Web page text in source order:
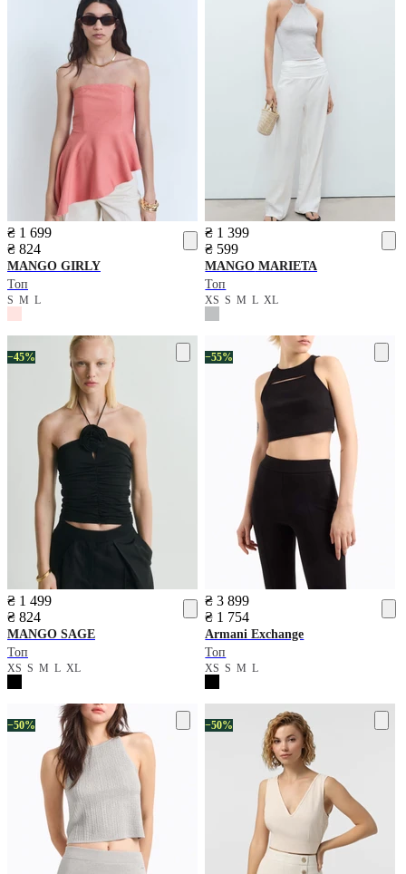
₴ 1 699
₴ 824
MANGO GIRLY
Топ
S M L
₴ 1 399
₴ 599
MANGO MARIETA
Топ
XSSMLXL
−45%
₴ 1 499
₴ 824
MANGO SAGE
Топ
XS S M L XL
−55%
₴ 3 899
₴ 1 754
Armani Exchange
Топ
XSSML
−50% −50%